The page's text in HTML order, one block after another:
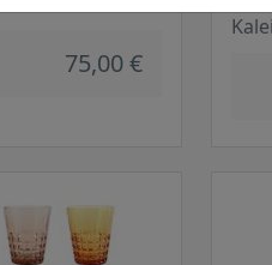
75,00 €